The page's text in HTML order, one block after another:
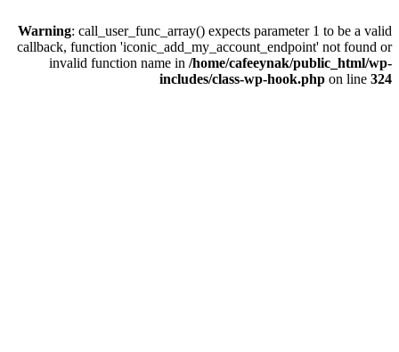
Warning: call_user_func_array() expects parameter 1 to be a valid
callback, function 'iconic_add_my_account_endpoint' not found or
invalid function name in /home/cafeeynak/public_html/wp-
includes/class-wp-hook.php on line 324